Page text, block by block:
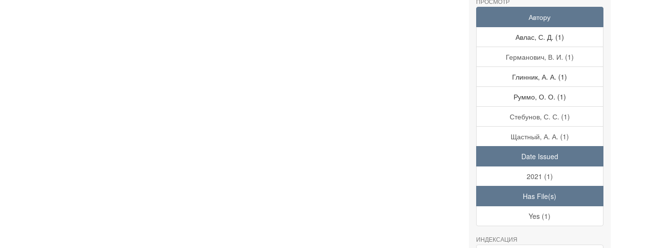
Автору
Авлас, С. Д. (1)
Германович, В. И. (1)
Глинник, А. А. (1)
Руммо, О. О. (1)
Стебунов, С. С. (1)
Щастный, А. А. (1)
Date Issued
2021 (1)
Has File(s)
Yes (1)
ИНДЕКСАЦИЯ